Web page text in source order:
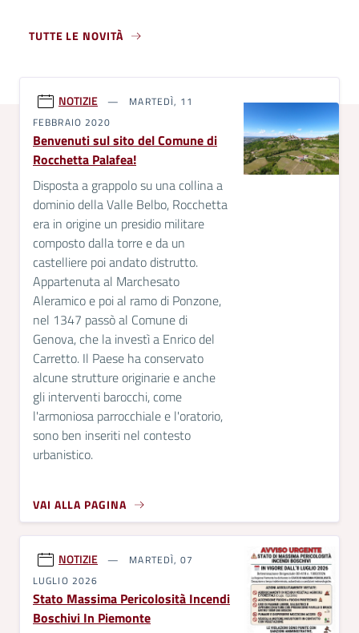
TUTTE LE NOVITÀ
NOTIZIE
MARTEDÌ, 11
FEBBRAIO 2020
Benvenuti sul sito del Comune di
Rocchetta Palafea!
Disposta a grappolo su una collina a
dominio della Valle Belbo, Rocchetta
era in origine un presidio militare
composto dalla torre e da un
castelliere poi andato distrutto.
Appartenuta al Marchesato
Aleramico e poi al ramo di Ponzone,
nel 1347 passò al Comune di
Genova, che la investì a Enrico del
Carretto. Il Paese ha conservato
alcune strutture originarie e anche
gli interventi barocchi, come
l'armoniosa parrocchiale e l'oratorio,
sono ben inseriti nel contesto
urbanistico.
VAI ALLA PAGINA
NOTIZIE
MARTEDÌ, 07
LUGLIO 2026
Stato Massima Pericolosità Incendi
Boschivi In Piemonte